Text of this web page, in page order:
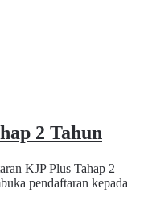
2 Tahun
KJP Plus Tahap 2
pendaftaran kepada